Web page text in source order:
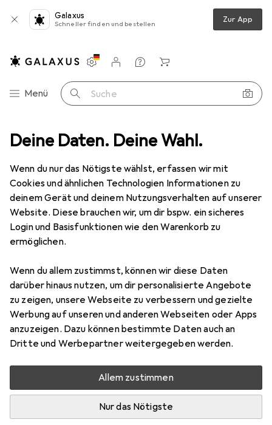
Deine Daten. Deine Wahl.
Wenn du nur das Nötigste wählst, erfassen wir mit
Cookies und ähnlichen Technologien Informationen zu
deinem Gerät und deinem Nutzungsverhalten auf unserer
Website. Diese brauchen wir, um dir bspw. ein sicheres
Login und Basisfunktionen wie den Warenkorb zu
ermöglichen.
Wenn du allem zustimmst, können wir diese Daten
darüber hinaus nutzen, um dir personalisierte Angebote
zu zeigen, unsere Webseite zu verbessern und gezielte
Werbung auf unseren und anderen Webseiten oder Apps
anzuzeigen. Dazu können bestimmte Daten auch an
Dritte und Werbepartner weitergegeben werden.
Allem zustimmen
Nur das Nötigste
Galaxus
Schneller finden und bestellen Zur App
Navigation nach Kategorien
Menü Suche
Einstellungen
Kundenkonto
Vergleichslisten
Merklisten
Warenkorb
Elite Produktbewertungen Super Headset für mich die nr1
EUR
147,97
Sony Pulse Elite
Kabelgebunden, Kabellos
Bewertung für Sony Pulse Elite
Gregii
vor 2 Jahren
0
hat dieses Produkt gekauft
Super Headset für mich die nr1
Für den Preis lohnt es sich auf jedenfall sehr bequem zum
tragen und super Bass für Shooter wie für andere Spiele